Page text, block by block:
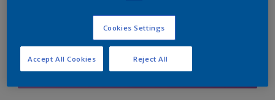
Boodschappenlijst
Vind een winkel
Cookies Settings
Reject All
Accept All Cookies